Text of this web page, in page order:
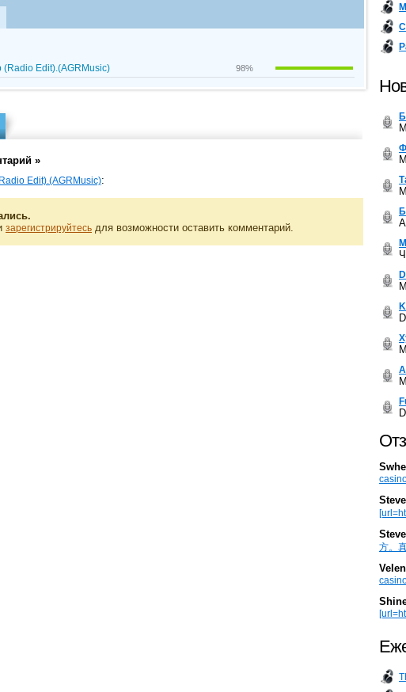
(Radio Edit).(AGRMusic) 98%
»
Edit).(AGRMusic):
зарегистрируйтесь для возможности оставить комментарий.
方。